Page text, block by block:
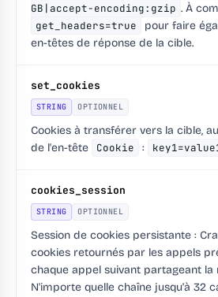
GB|accept-encoding:gzip . À
get_headers=true
pour faire
en-têtes de réponse de la cible.
set_cookies
STRING OPTIONNEL
Cookies à transférer vers la cible,
de l'en-tête
Cookie :
cookies_session
STRING OPTIONNEL
Session de cookies persistante :
cookies retournés par les appels
chaque appel suivant partageant la
N'importe quelle chaîne jusqu'à 32